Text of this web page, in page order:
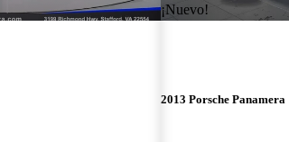
¡Nuevo!
2013 Porsche Panamera